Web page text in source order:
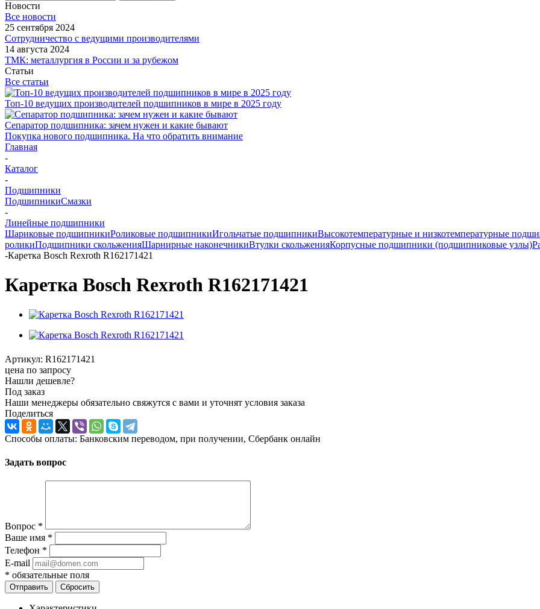
Новости
Все новости
25 сентября 2024
Сотрудничество с ведущими производителями
14 августа 2024
ТМК: металлургия в России и за рубежом
Статьи
Все статьи
Топ-10 ведущих производителей подшипников в мире в 2025 году
Сепаратор подшипника: зачем нужен и какие бывают
Покупка нового подшипника. На что обратить внимание
Главная
-
Каталог
-
Подшипники
ПодшипникиСмазки
-
Линейные подшипники
Шариковые подшипникиРоликовые подшипникиИгольчатые подшипникиВысокотемпературные и низкотемпературные
роликиПодшипники скольженияШарнирные наконечникиВтулки скольженияКорпусные подшипники (подшипниковые узлы)
-Каретка Bosch Rexroth R162171421
Каретка Bosch Rexroth R162171421
Артикул: R162171421
цена по запросу
Нашли дешевле?
Под заказ
Наши менеджеры обязательно свяжутся с вами и уточнят условия заказа
Поделиться
Способы оплаты: Банковским переводом, при получении, Сбербанк онлайн
Задать вопрос
Вопрос *
Ваше имя *
Телефон *
E-mail
* обязательные поля
Отправить Сбросить